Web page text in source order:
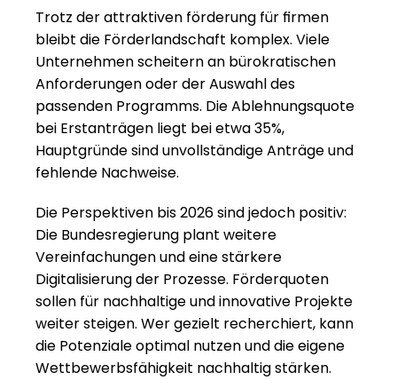
Trotz der attraktiven förderung für firmen
bleibt die Förderlandschaft komplex. Viele
Unternehmen scheitern an bürokratischen
Anforderungen oder der Auswahl des
passenden Programms. Die Ablehnungsquote
bei Erstanträgen liegt bei etwa 35%,
Hauptgründe sind unvollständige Anträge und
fehlende Nachweise.
Die Perspektiven bis 2026 sind jedoch positiv:
Die Bundesregierung plant weitere
Vereinfachungen und eine stärkere
Digitalisierung der Prozesse. Förderquoten
sollen für nachhaltige und innovative Projekte
weiter steigen. Wer gezielt recherchiert, kann
die Potenziale optimal nutzen und die eigene
Wettbewerbsfähigkeit nachhaltig stärken.